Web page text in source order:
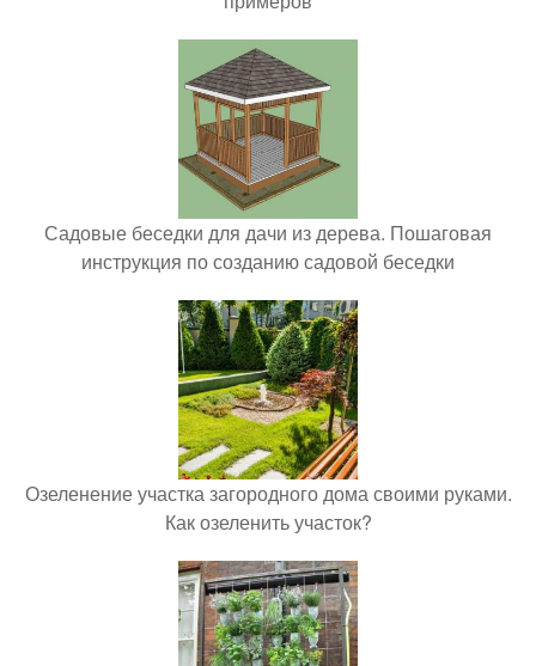
Садовые беседки для дачи из дерева. Пошаговая
инструкция по созданию садовой беседки
Озеленение участка загородного дома своими руками.
Как озеленить участок?